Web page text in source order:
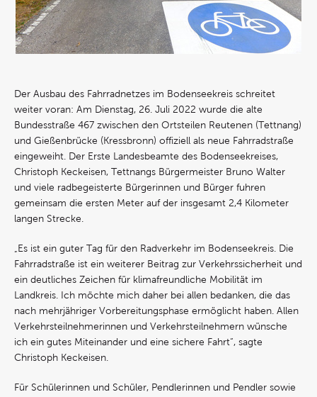
Der Ausbau des Fahrradnetzes im Bodenseekreis schreitet
weiter voran: Am Dienstag, 26. Juli 2022 wurde die alte
Bundesstraße 467 zwischen den Ortsteilen Reutenen (Tettnang)
und Gießenbrücke (Kressbronn) offiziell als neue Fahrradstraße
eingeweiht. Der Erste Landesbeamte des Bodenseekreises,
Christoph Keckeisen, Tettnangs Bürgermeister Bruno Walter
und viele radbegeisterte Bürgerinnen und Bürger fuhren
gemeinsam die ersten Meter auf der insgesamt 2,4 Kilometer
langen Strecke.
„Es ist ein guter Tag für den Radverkehr im Bodenseekreis. Die
Fahrradstraße ist ein weiterer Beitrag zur Verkehrssicherheit und
ein deutliches Zeichen für klimafreundliche Mobilität im
Landkreis. Ich möchte mich daher bei allen bedanken, die das
nach mehrjähriger Vorbereitungsphase ermöglicht haben. Allen
Verkehrsteilnehmerinnen und Verkehrsteilnehmern wünsche
ich ein gutes Miteinander und eine sichere Fahrt“, sagte
Christoph Keckeisen.
Für Schülerinnen und Schüler, Pendlerinnen und Pendler sowie